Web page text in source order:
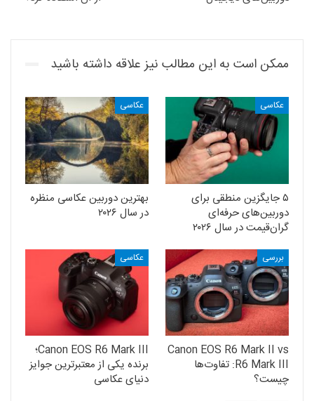
ممکن است به این مطالب نیز علاقه داشته باشید
عکاسی
۵ جایگزین منطقی برای
دوربین‌های حرفه‌ای
گران‌قیمت در سال ۲۰۲۶
عکاسی
بهترین دوربین عکاسی منظره
در سال ۲۰۲۶
بررسی
Canon EOS R6 Mark II vs
R6 Mark III: تفاوت‌ها
چیست؟
عکاسی
Canon EOS R6 Mark III؛
برنده یکی از معتبرترین جوایز
دنیای عکاسی